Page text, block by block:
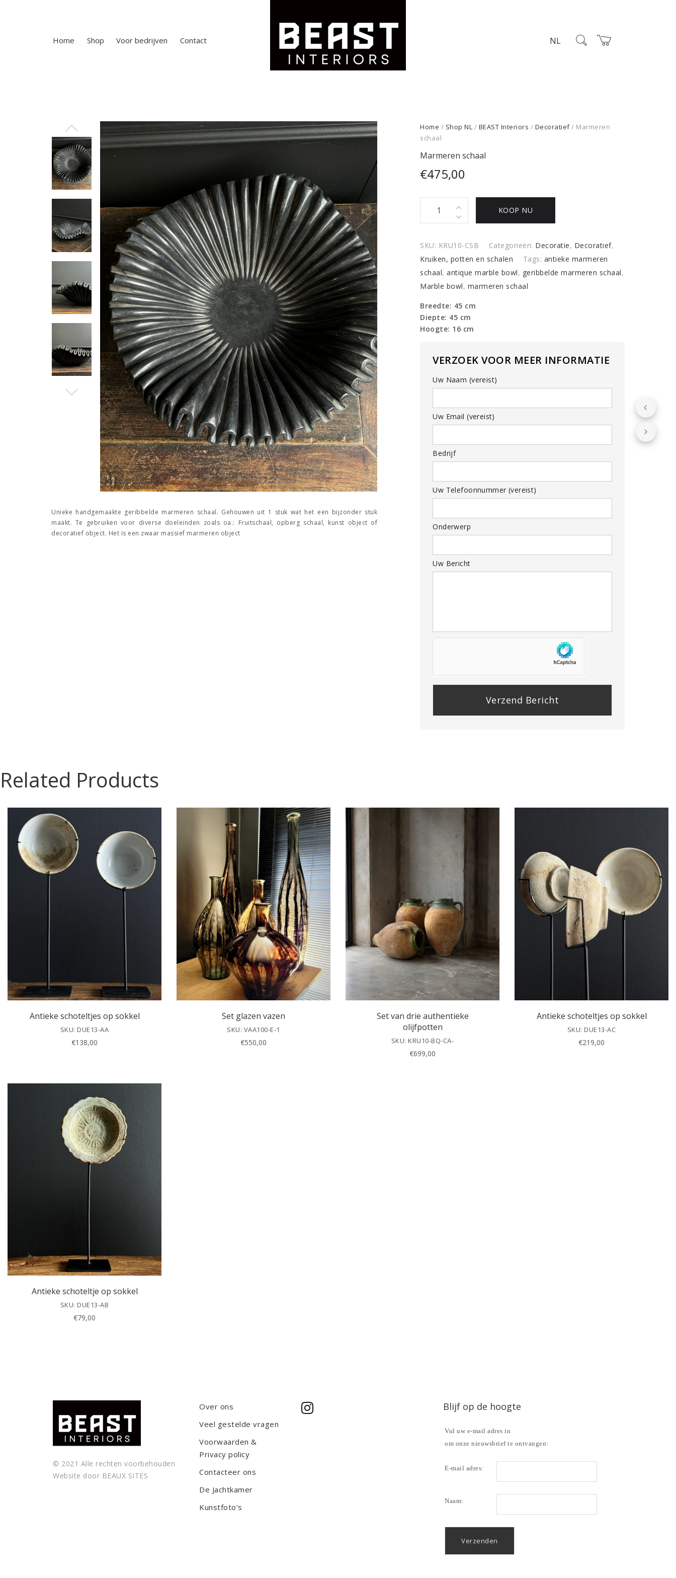
Home Shop Voor bedrijven Contact NL
Unieke handgemaakte geribbelde marmeren schaal. Gehouwen uit 1 stuk wat het een bijzonder stuk
maakt. Te gebruiken voor diverse doeleinden zoals oa.: Fruitschaal, opberg schaal, kunst object of
decoratief object. Het is een zwaar massief marmeren object
Home / Shop NL / BEAST Interiors / Decoratief/ Marmeren
schaal
Marmeren schaal
€475,00
Marmeren
KOOP NU
SKU: KRU10-CSB Categorieën: Decoratie, Decoratief,
Kruiken, potten en schalen
Tags: antieke marmeren
schaal,antique marble bowl, geribbelde marmeren schaal,
Marble bowl, marmeren schaal
Breedte: 45 cm
Diepte: 45 cm
Hoogte: 16 cm
VERZOEK VOOR MEER INFORMATIE
Uw Naam (vereist)
Uw Email (vereist)
Bedrijf
Uw Telefoonnummer (vereist)
Onderwerp
Uw Bericht
Related Products
Antieke schoteltjes op sokkel
SKU: DUE13-AA
€138,00
Set glazen vazen
SKU: VAA100-E-1
€550,00
Set van drie authentieke
olijfpotten
SKU: KRU10-BQ-CA-
€699,00
Antieke schoteltjes op sokkel
SKU: DUE13-AC
€219,00
Antieke schoteltje op sokkel
SKU: DUE13-AB
€79,00
© 2021 Alle rechten voorbehouden
Website door BEAUX SITES
Over ons
Veel gestelde vragen
Voorwaarden &
Privacy policy
Contacteer ons
De Jachtkamer
Kunstfoto’s
Blijf op de hoogte
Vul uw e-mail adres in
om onze nieuwsbrief te ontvangen:
E-mail adres:
Naam: